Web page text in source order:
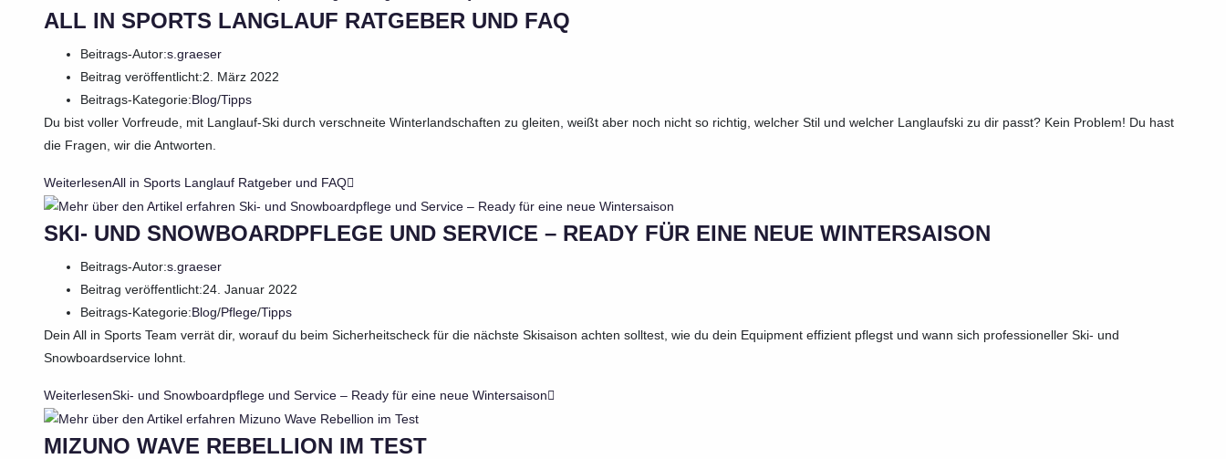
ALL IN SPORTS LANGLAUF RATGEBER UND FAQ
Beitrags-Autor:s.graeser
Beitrag veröffentlicht:2. März 2022
Beitrags-Kategorie:Blog/Tipps
Du bist voller Vorfreude, mit Langlauf-Ski durch verschneite Winterlandschaften zu gleiten, weißt aber noch nicht so richtig, welcher Stil und welcher Langlaufski zu dir passt? Kein Problem! Du hast
die Fragen, wir die Antworten.
WeiterlesenAll in Sports Langlauf Ratgeber und FAQ
SKI- UND SNOWBOARDPFLEGE UND SERVICE – READY FÜR EINE NEUE WINTERSAISON
Beitrags-Autor:s.graeser
Beitrag veröffentlicht:24. Januar 2022
Beitrags-Kategorie:Blog/Pflege/Tipps
Dein All in Sports Team verrät dir, worauf du beim Sicherheitscheck für die nächste Skisaison achten solltest, wie du dein Equipment effizient pflegst und wann sich professioneller Ski- und
Snowboardservice lohnt.
WeiterlesenSki- und Snowboardpflege und Service – Ready für eine neue Wintersaison
MIZUNO WAVE REBELLION IM TEST